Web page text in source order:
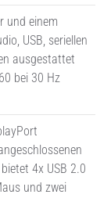
und einem
USB, seriellen
ausgestattet
bei 30 Hz
4x USB 2.0
und zwei